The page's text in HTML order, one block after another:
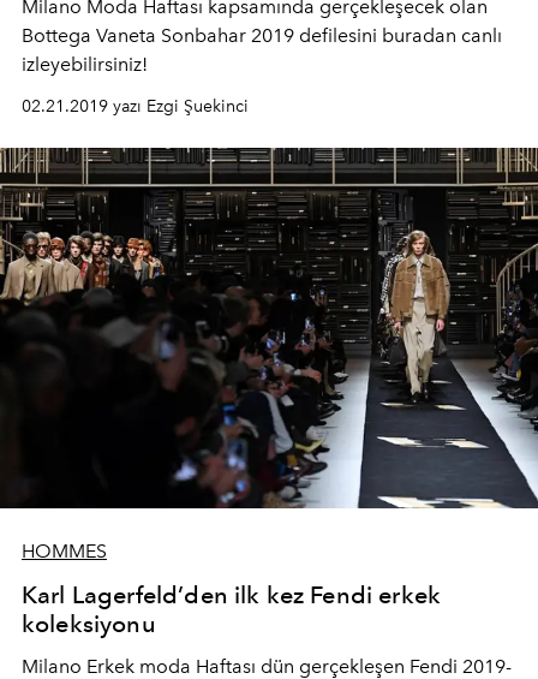
Milano Moda Haftası kapsamında gerçekleşecek olan
Bottega Vaneta Sonbahar 2019 defilesini buradan canlı
izleyebilirsiniz!
02.21.2019 yazı Ezgi Şuekinci
HOMMES
Karl Lagerfeld’den ilk kez Fendi erkek
koleksiyonu
Milano Erkek moda Haftası dün gerçekleşen Fendi 2019-